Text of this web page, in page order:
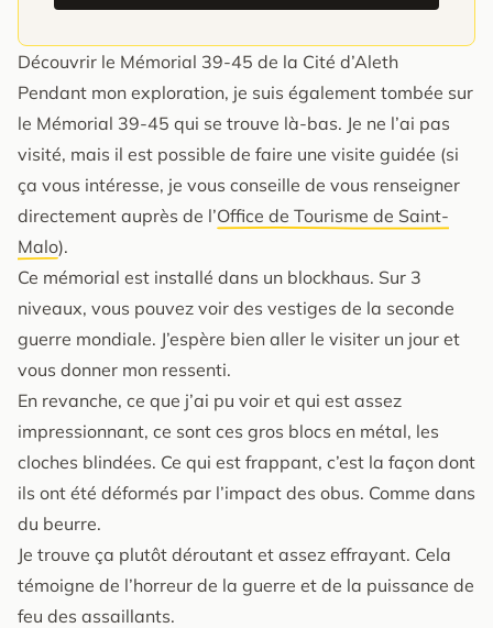
Découvrir le Mémorial 39-45 de la Cité d’Aleth
Pendant mon exploration, je suis également tombée sur
le Mémorial 39-45 qui se trouve là-bas. Je ne l’ai pas
visité, mais il est possible de faire une visite guidée (si
ça vous intéresse, je vous conseille de vous renseigner
directement auprès de l’Office de Tourisme de Saint-
Malo).
Ce mémorial est installé dans un blockhaus. Sur 3
niveaux, vous pouvez voir des vestiges de la seconde
guerre mondiale. J’espère bien aller le visiter un jour et
vous donner mon ressenti.
En revanche, ce que j’ai pu voir et qui est assez
impressionnant, ce sont ces gros blocs en métal, les
cloches blindées. Ce qui est frappant, c’est la façon dont
ils ont été déformés par l’impact des obus. Comme dans
du beurre.
Je trouve ça plutôt déroutant et assez effrayant. Cela
témoigne de l’horreur de la guerre et de la puissance de
feu des assaillants.